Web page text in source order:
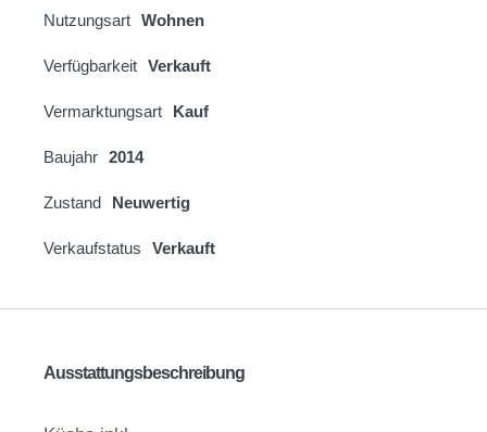
Nutzungsart Wohnen
Verfügbarkeit Verkauft
Vermarktungsart Kauf
Baujahr 2014
Zustand Neuwertig
Verkaufstatus Verkauft
Ausstattungsbeschreibung